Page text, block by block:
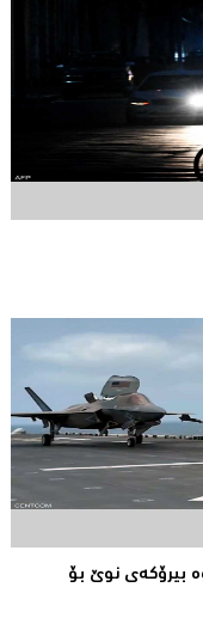
بیرۆکەى نوێ بۆ